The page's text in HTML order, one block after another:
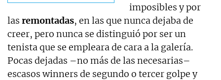
imposibles y por
las remontadas, en las que nunca dejaba de
creer, pero nunca se distinguió por ser un
tenista que se empleara de cara a la galería.
Pocas dejadas –no más de las necesarias–
escasos winners de segundo o tercer golpe y